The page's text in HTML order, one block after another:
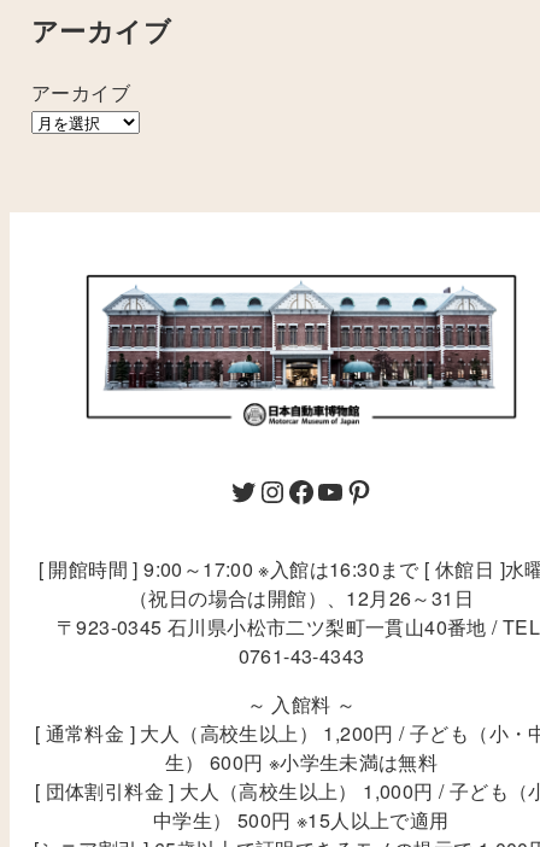
アーカイブ
アーカイブ
[ 開館時間 ] 9:00～17:00 ※入館は16:30まで [ 休館日 ]水
（祝日の場合は開館）、12月26～31日
〒923-0345 石川県小松市二ツ梨町一貫山40番地 /
0761-43-4343
～ 入館料 ～
[ 通常料金 ] 大人（高校生以上） 1,200円 / 子ども（小・
生） 600円 ※小学生未満は無料
[ 団体割引料金 ] 大人（高校生以上） 1,000円 / 子ども（
中学生） 500円 ※15人以上で適用